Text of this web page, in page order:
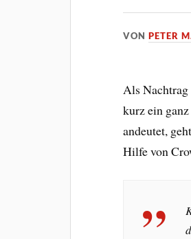
VONPETER
Als
kurz ein
andeutet,
Hilfe von